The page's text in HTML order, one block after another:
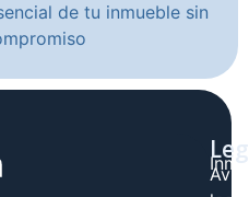
de tu inmueble sin